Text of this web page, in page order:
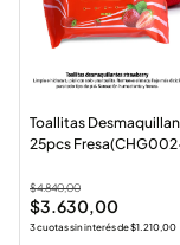
Toallitas
25pcs
$4.840,00
$3.630,00
3 cuotas sin interés de$1.210,00